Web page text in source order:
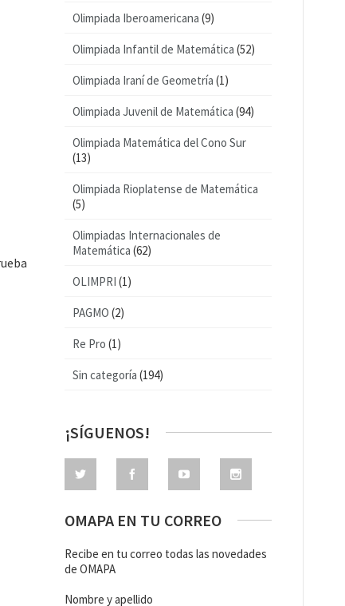
Olimpiada Iberoamericana (9)
Olimpiada Infantil de Matemática (52)
Olimpiada Iraní de Geometría (1)
Olimpiada Juvenil de Matemática (94)
Olimpiada Matemática del Cono Sur
(13)
Olimpiada Rioplatense de Matemática
(5)
Olimpiadas Internacionales de
Matemática (62)
OLIMPRI (1)
PAGMO (2)
Re Pro (1)
Sin categoría (194)
¡SÍGUENOS!
OMAPA EN TU CORREO
Recibe en tu correo todas las novedades
de OMAPA
Nombre y apellido